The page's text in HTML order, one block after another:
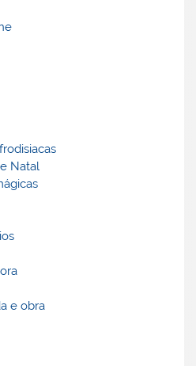
Natal
e obra